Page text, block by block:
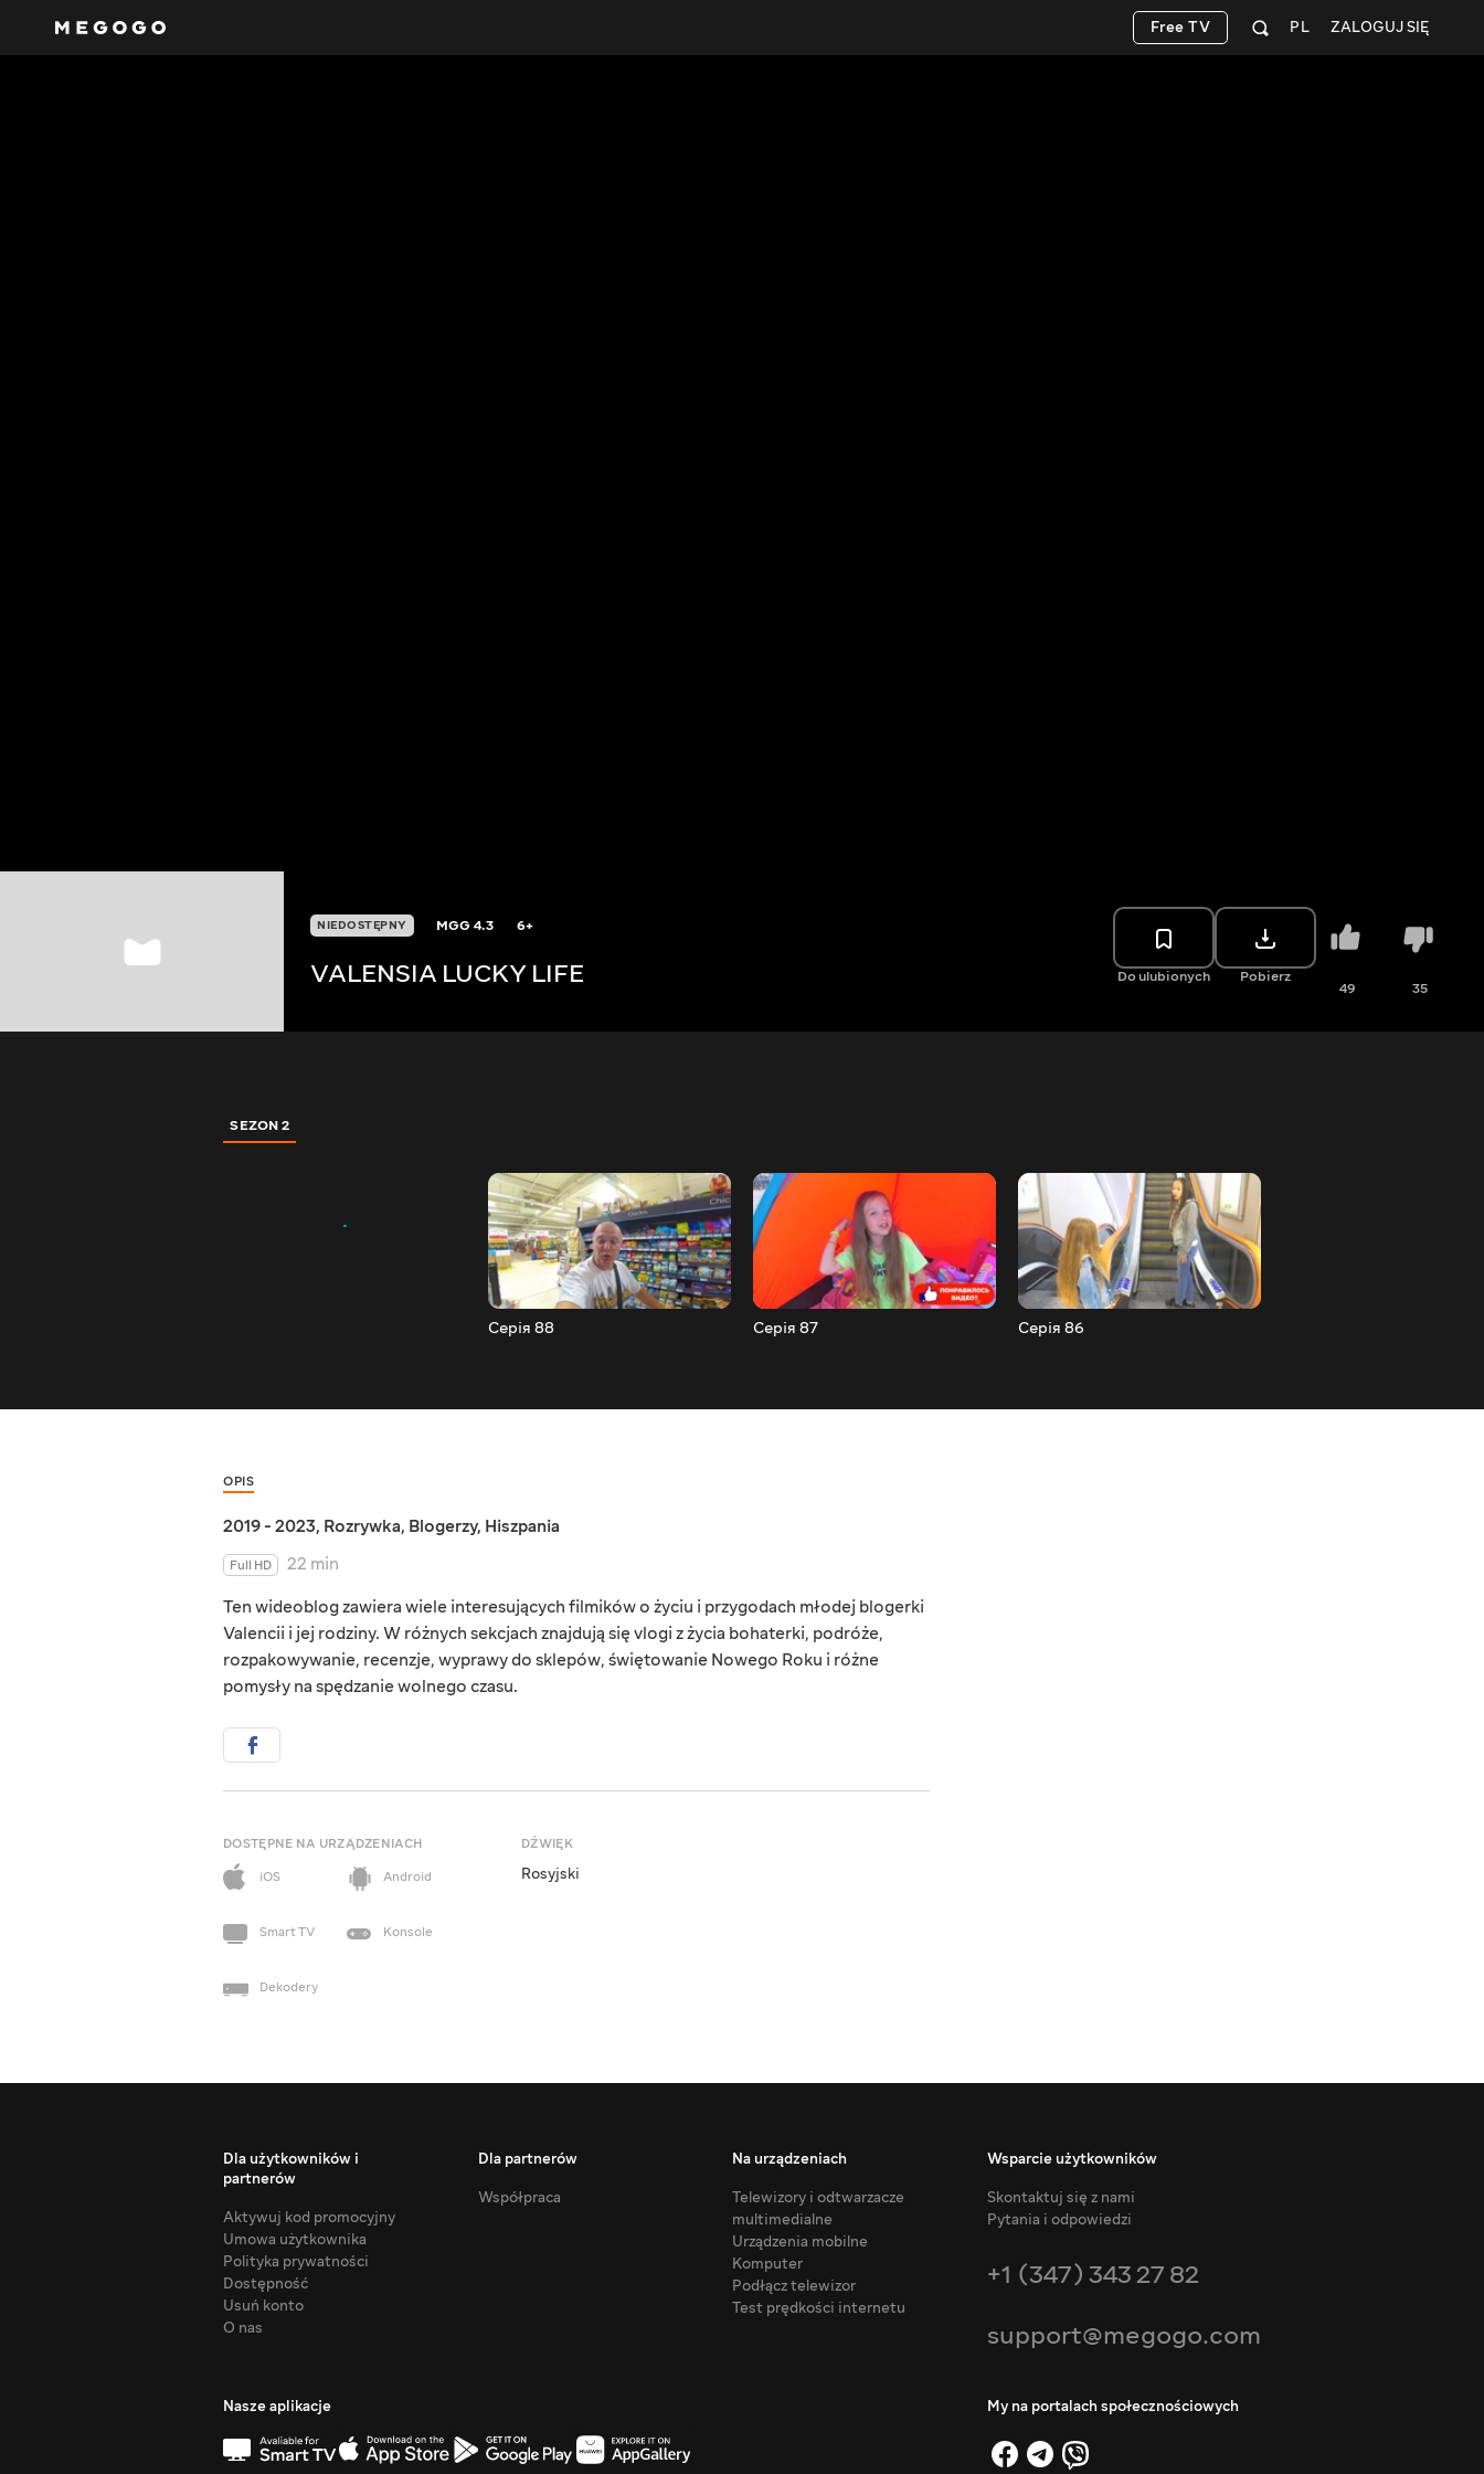
ZALOGUJ SIĘ
PL
Free TV
NIEDOSTĘPNY MGG4.3 6+
VALENSIA LUCKY LIFE Do ulubionych Pobierz
49 35
SEZON 2
Серія 88 Серія 87 Серія 86
OPIS
2019 - 2023, Rozrywka, Blogerzy, Hiszpania
Full HD
22 min
Ten wideoblog zawiera wiele interesujących filmików o życiu i przygodach młodej blogerki
Valencii i jej rodziny. W różnych sekcjach znajdują się vlogi z życia bohaterki, podróże,
rozpakowywanie, recenzje, wyprawy do sklepów, świętowanie Nowego Roku i różne
pomysły na spędzanie wolnego czasu.
DOSTĘPNE NA URZĄDZENIACH
iOS
Android
Smart TV Konsole
Dekodery
DŹWIĘK
Rosyjski
Dla użytkowników i
partnerów
Aktywuj kod promocyjny
Umowa użytkownika
Polityka prywatności
Dostępność
Usuń konto
O nas
Dla partnerów
Współpraca
Na urządzeniach
Telewizory i odtwarzacze
multimedialne
Urządzenia mobilne
Komputer
Podłącz telewizor
Test prędkości internetu
Wsparcie użytkowników
Skontaktuj się z nami
Pytania i odpowiedzi
+1 (347) 343 27 82
support@megogo.com
Nasze aplikacje My na portalach społecznościowych